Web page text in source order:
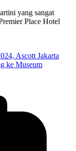
yang sangat
Place Hotel